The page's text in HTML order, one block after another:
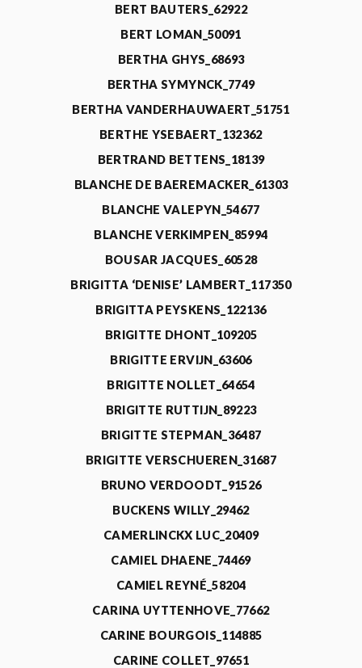
BERT BAUTERS_62922
BERT LOMAN_50091
BERTHA GHYS_68693
BERTHA SYMYNCK_7749
BERTHA VANDERHAUWAERT_51751
BERTHE YSEBAERT_132362
BERTRAND BETTENS_18139
BLANCHE DE BAEREMACKER_61303
BLANCHE VALEPYN_54677
BLANCHE VERKIMPEN_85994
BOUSAR JACQUES_60528
BRIGITTA ‘DENISE’ LAMBERT_117350
BRIGITTA PEYSKENS_122136
BRIGITTE DHONT_109205
BRIGITTE ERVIJN_63606
BRIGITTE NOLLET_64654
BRIGITTE RUTTIJN_89223
BRIGITTE STEPMAN_36487
BRIGITTE VERSCHUEREN_31687
BRUNO VERDOODT_91526
BUCKENS WILLY_29462
CAMERLINCKX LUC_20409
CAMIEL DHAENE_74469
CAMIEL REYNÉ_58204
CARINA UYTTENHOVE_77662
CARINE BOURGOIS_114885
CARINE COLLET_97651